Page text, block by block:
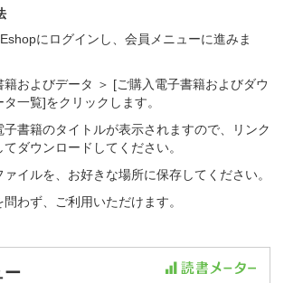
にログインし、会員メニューに進みま
籍およびデータ ＞ [ご購入電子書籍およびダウ
一覧]をクリックします。
子書籍のタイトルが表示されますので、リンク
ダウンロードしてください。
イルを、お好きな場所に保存してください。
わず、ご利用いただけます。
ー